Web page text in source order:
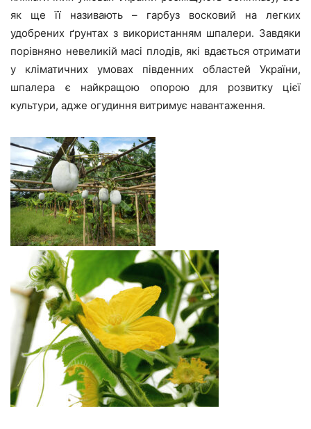
як ще її називають – гарбуз восковий на легких
удобрених ґрунтах з використанням шпалери. Завдяки
порівняно невеликій масі плодів, які вдається отримати
у кліматичних умовах південних областей України,
шпалера є найкращою опорою для розвитку цієї
культури, адже огудиння витримує навантаження.